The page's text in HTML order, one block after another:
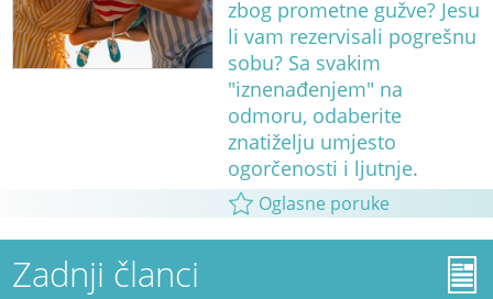
zbog prometne gužve? Jesu
li vam rezervisali pogrešnu
sobu? Sa svakim
"iznenađenjem" na
odmoru, odaberite
znatiželju umjesto
ogorčenosti i ljutnje.
Oglasne poruke
Zadnji članci